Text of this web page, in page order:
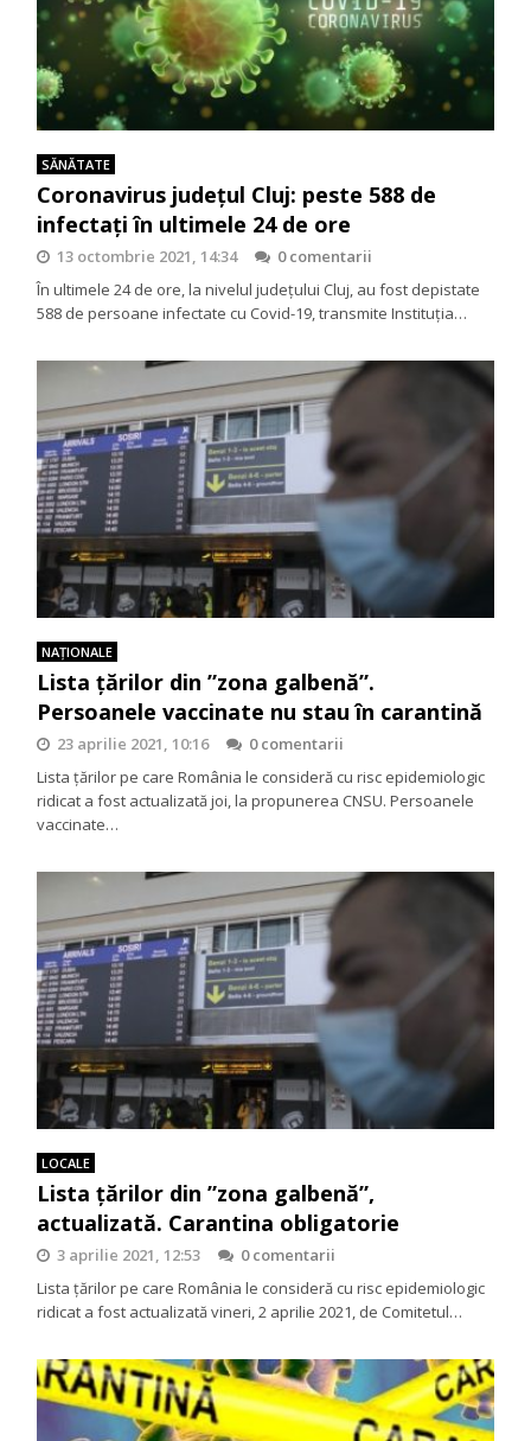
SĂNĂTATE
Coronavirus județul Cluj: peste 588 de
infectați în ultimele 24 de ore
13 octombrie 2021, 14:34
0 comentarii
În ultimele 24 de ore, la nivelul județului Cluj, au fost depistate
588 de persoane infectate cu Covid-19, transmite Instituția…
NAŢIONALE
Lista țărilor din ”zona galbenă”.
Persoanele vaccinate nu stau în carantină
23 aprilie 2021, 10:16
0 comentarii
Lista țărilor pe care România le consideră cu risc epidemiologic
ridicat a fost actualizată joi, la propunerea CNSU. Persoanele
vaccinate…
LOCALE
Lista țărilor din ”zona galbenă”,
actualizată. Carantina obligatorie
3 aprilie 2021, 12:53
0 comentarii
Lista țărilor pe care România le consideră cu risc epidemiologic
ridicat a fost actualizată vineri, 2 aprilie 2021, de Comitetul…